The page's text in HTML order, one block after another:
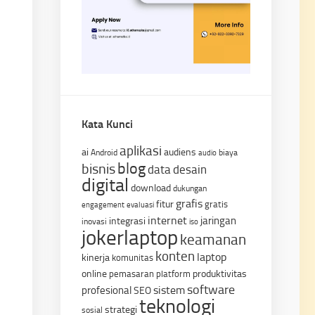
Kata Kunci
ai Android aplikasi audiens audio biaya
bisnisblogdata desain
digital download dukungan
engagement evaluasi fitur grafis gratis
inovasi integrasi internet iso jaringan
jokerlaptop keamanan
kinerja komunitas konten laptop
online pemasaran platform produktivitas
profesionalSEOsistemsoftware
sosial strategi teknologi